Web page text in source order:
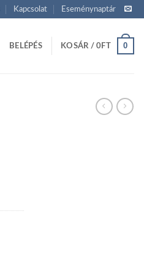
Kapcsolat Eseménynaptár
BELÉPÉS KOSÁR /0FT 0